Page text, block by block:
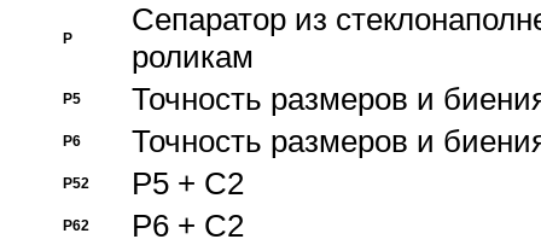
P
Cепаратор из
роликам
P5 Точность размеров и
P6 Точность размеров и
P52 P5 + C2
P62 P6 + C2